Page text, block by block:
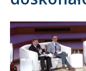
Absolwent